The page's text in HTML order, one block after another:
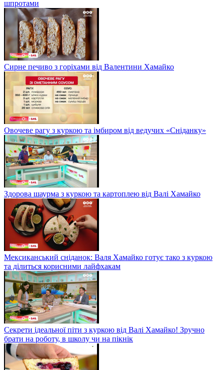
шпротами
Сирне печиво з горіхами від Валентини Хамайко
Овочеве рагу з куркою та імбиром від ведучих «Сніданку»
Здорова шаурма з куркою та картоплею від Валі Хамайко
Мексиканський сніданок: Валя Хамайко готує тако з куркою
та ділиться корисними лайфхакам
Секрети ідеальної піти з куркою від Валі Хамайко! Зручно
брати на роботу, в школу чи на пікнік